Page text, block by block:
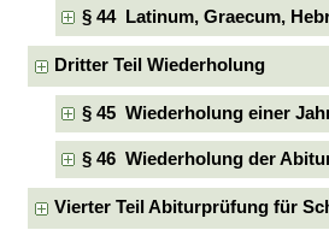
§ 44 Latinum, Graecum,
Dritter Teil Wiederholung
§ 45 Wiederholung einer
§ 46 Wiederholung der
Vierter Teil Abiturprüfung für